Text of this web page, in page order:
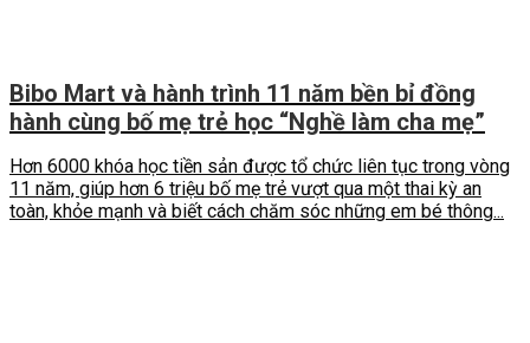
Bibo Mart và hành trình 11 năm bền bỉ đồng
hành cùng bố mẹ trẻ học “Nghề làm cha mẹ”
Hơn 6000 khóa học tiền sản được tổ chức liên tục trong vòng
11 năm, giúp hơn 6 triệu bố mẹ trẻ vượt qua một thai kỳ an
toàn, khỏe mạnh và biết cách chăm sóc những em bé thông...